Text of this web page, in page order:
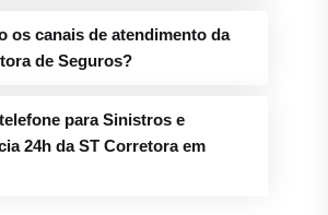
os canais de atendimento da
de Seguros?
para Sinistros e
24h da ST Corretora em